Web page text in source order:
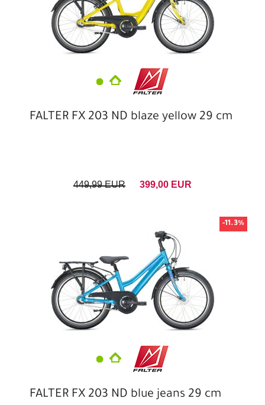
FALTER FX 203 ND blaze yellow 29 cm
449,99 EUR 399,00 EUR
-11.3%
FALTER FX 203 ND blue jeans 29 cm